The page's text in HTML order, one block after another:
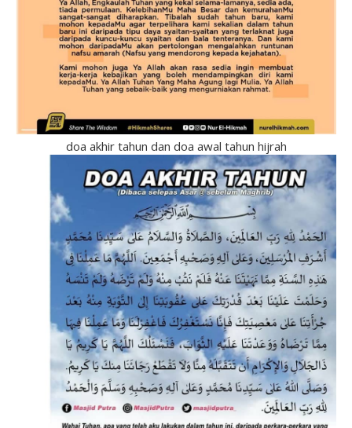
doa akhir tahun dan doa awal tahun hijrah